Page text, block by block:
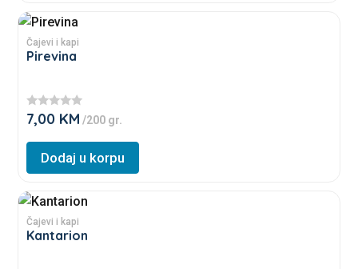
be
chosen
on
product
page
Čajevi i kapi
Pirevina
★
★
★
7,00 KM /200 gr.
This
product
has
variants.
The
options
may
be
chosen
on
Dodaj u korpu
Čajevi i kapi
Kantarion
This
product
has